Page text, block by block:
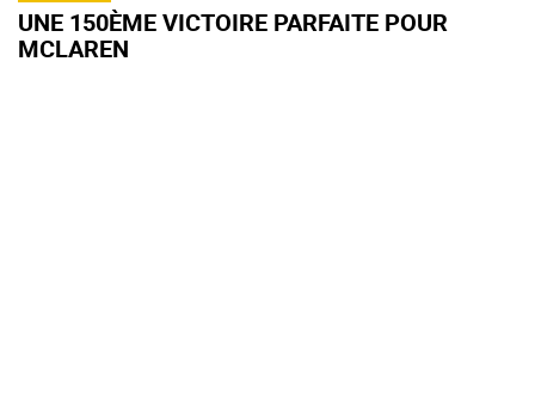
UNE 150ÈME VICTOIRE PARFAITE POUR
MCLAREN